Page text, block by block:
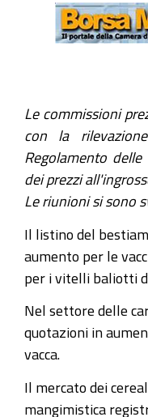
Le commissioni
con la
Regolamento
dei prezzi
Le riunioni si sono
Il listino del
aumento per le
per i vitelli baliotti
Nel settore delle
quotazioni in
vacca.
Il mercato dei
mangimistica